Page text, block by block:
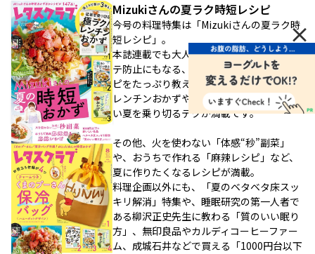
Mizukiさんの夏ラク時短レシピ
今号の料理特集は「Mizukiさんの夏ラク時
短レシピ」。
本誌連載でも大人気のMizukiさんに、夏バ
テ防止にもなる、栄養満点の手間なしレシ
ピをたっぷり教えていただきました!
レンチンおかずやワンパンパスタなど、暑
い夏を乗り切るテクが満載です。
その他、火を使わない「体感“秒”副菜」
や、おうちで作れる「麻辣レシピ」など、
夏に作りたくなるレシピが満載。
料理企画以外にも、「夏のベタベタ床スッ
キリ解消」特集や、睡眠研究の第一人者で
ある柳沢正史先生に教わる「質のいい眠り
方」、無印良品やカルディコーヒーファー
ム、成城石井などで買える「1000円台以下
×